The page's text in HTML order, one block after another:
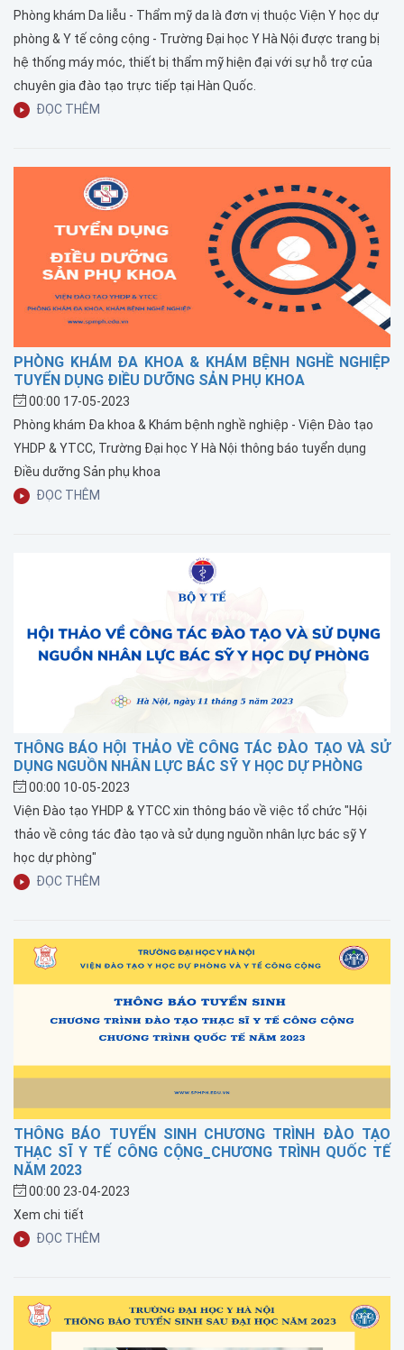
Phòng khám Da liễu - Thẩm mỹ da là đơn vị thuộc Viện Y học dự
phòng & Y tế công cộng - Trường Đại học Y Hà Nội được trang bị
hệ thống máy móc, thiết bị thẩm mỹ hiện đại với sự hỗ trợ của
chuyên gia đào tạo trực tiếp tại Hàn Quốc.
ĐỌC THÊM
PHÒNG KHÁM ĐA KHOA & KHÁM BỆNH NGHỀ NGHIỆP
TUYỂN DỤNG ĐIỀU DƯỠNG SẢN PHỤ KHOA
00:00 17-05-2023
Phòng khám Đa khoa & Khám bệnh nghề nghiệp - Viện Đào tạo
YHDP & YTCC, Trường Đại học Y Hà Nội thông báo tuyển dụng
Điều dưỡng Sản phụ khoa
ĐỌC THÊM
THÔNG BÁO HỘI THẢO VỀ CÔNG TÁC ĐÀO TẠO VÀ SỬ
DỤNG NGUỒN NHÂN LỰC BÁC SỸ Y HỌC DỰ PHÒNG
00:00 10-05-2023
Viện Đào tạo YHDP & YTCC xin thông báo về việc tổ chức "Hội
thảo về công tác đào tạo và sử dụng nguồn nhân lực bác sỹ Y
học dự phòng"
ĐỌC THÊM
THÔNG BÁO TUYỂN SINH CHƯƠNG TRÌNH ĐÀO TẠO
THẠC SĨ Y TẾ CÔNG CỘNG_CHƯƠNG TRÌNH QUỐC TẾ
NĂM 2023
00:00 23-04-2023
Xem chi tiết
ĐỌC THÊM